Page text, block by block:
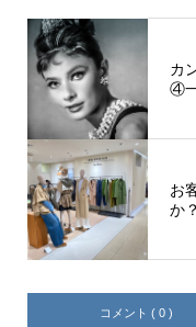
カ
④
お
か？
コメント ( 0 )